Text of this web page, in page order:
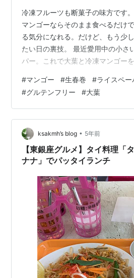
冷凍フルーツも断菓子の味方です
マンゴーならそのまま食べるだけ
る気分になれる。だけど、もう少
たい日の裏技。 最近愛用中の小さ
パー。これで大葉と冷凍マンゴー
だきます。ライスペーパーのもっ
シャリっとマンゴー。出来立てだ
質感。 大葉がとても良いアクセン
締めてくれました。スイーツ食べ
分に得られます。 ユウキ 薄型ライ
15.5cm 200g（約40枚入）価格:…
#マンゴー #生春巻 #ライスペー
#グルテンフリー #大葉
ksakmh’s blog • 5年前
【東銀座グルメ】タイ料理「
ナナ」でパッタイランチ